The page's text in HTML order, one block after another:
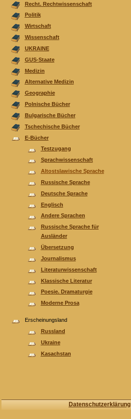
Recht. Rechtwissenschaft
Politik
Wirtschaft
Wissenschaft
UKRAINE
GUS-Staate
Medizin
Alternative Medizin
Geographie
Polnische Bücher
Bulgarische Bücher
Tschechische Bücher
E-Bücher
Testzugang
Sprachwissenschaft
Altostslawische Sprache
Russische Sprache
Deutsche Sprache
Englisch
Andere Sprachen
Russische Sprache für
Ausländer
Übersetzung
Journalismus
Literaturwissenschaft
Klassische Literatur
Poesie. Dramaturgie
Moderne Prosa
Erscheinungsland
Russland
Ukraine
Kasachstan
Datenschutzerklärung